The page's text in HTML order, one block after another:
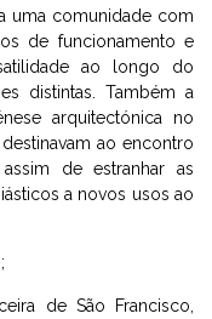
uma comunidade com
de funcionamento e
ao longo do
distintas. Também a
arquitectónica no
ao encontro
de estranhar as
a novos usos ao
de São Francisco,